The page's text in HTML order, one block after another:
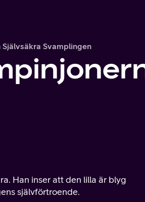
Självsäkra Svamplingen
Han inser att den lilla är blyg
självförtroende.